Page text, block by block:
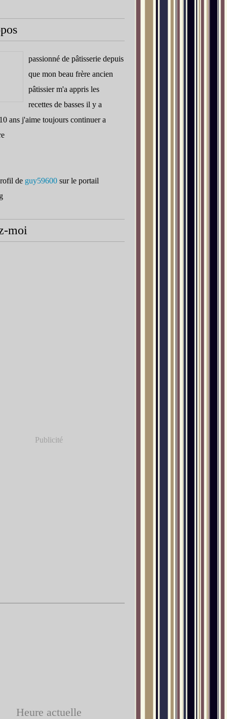
passionné de pâtisserie depuis
que mon beau frère ancien
pâtissier m'a appris les
recettes de basses il y a
ans j'aime toujours continuer a
de guy59600 sur le portail
moi
Publicité
Heure actuelle